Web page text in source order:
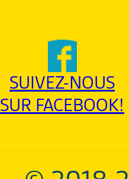
SUIVEZ-NOUS
SUR FACEBOOK!